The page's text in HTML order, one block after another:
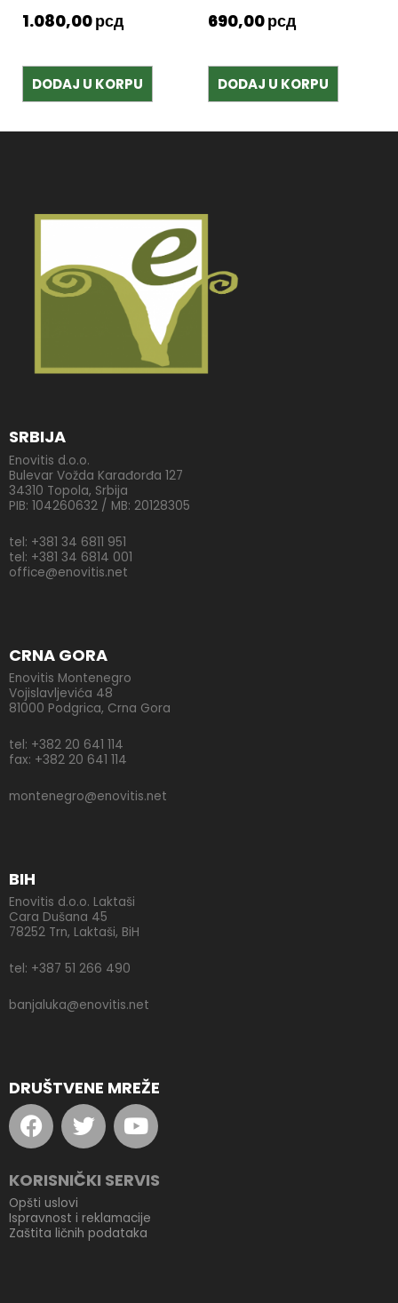
1.080,00рсд
DODAJ U KORPU
690,00рсд
DODAJ U KORPU
SRBIJA
Enovitis d.o.o.
Bulevar Vožda Karađorđa 127
34310 Topola, Srbija
PIB: 104260632 / MB: 20128305
tel: +381 34 6811 951
tel: +381 34 6814 001
office@enovitis.net
CRNA GORA
Enovitis Montenegro
Vojislavljevića 48
81000 Podgrica, Crna Gora
tel: +382 20 641 114
fax: +382 20 641 114
montenegro@enovitis.net
BIH
Enovitis d.o.o. Laktaši
Cara Dušana 45
78252 Trn, Laktaši, BiH
tel: +387 51 266 490
banjaluka@enovitis.net
DRUŠTVENE MREŽE
F
a
c
e
b
o
o
T
w
i
t
e
r
Y
o
u
t
b
e
KORISNIČKI SERVIS
Opšti uslovi
Ispravnost i reklamacije
Zaštita ličnih podataka